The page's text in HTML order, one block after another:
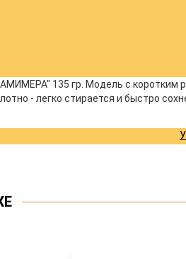
135 гр. Модель с коротким
- легко стирается и быстро